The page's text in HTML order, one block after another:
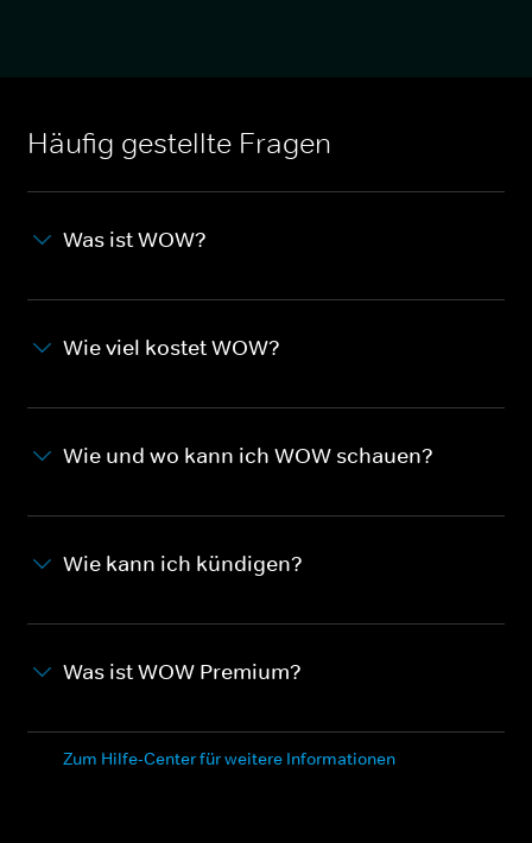
Häufig gestellte Fragen
Was ist WOW?
Wie viel kostet WOW?
Wie und wo kann ich WOW schauen?
Wie kann ich kündigen?
Was ist WOW Premium?
Zum Hilfe-Center für weitere Informationen